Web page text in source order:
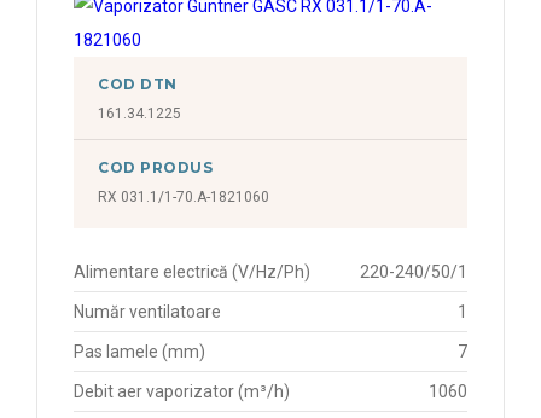
COD DTN
161.34.1225
COD PRODUS
RX 031.1/1-70.A-1821060
Alimentare electrică (V/Hz/Ph) 220-240/50/1
Număr ventilatoare 1
Pas lamele (mm) 7
Debit aer vaporizator (m³/h) 1060